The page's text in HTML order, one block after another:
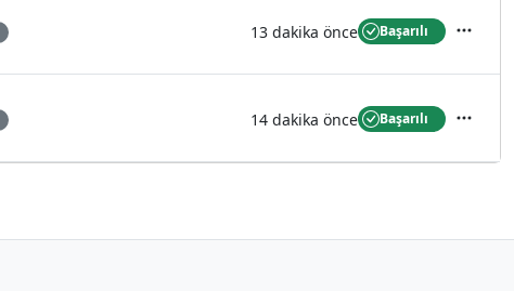
13 dakika önce Başarılı İşlemler
14 dakika önce Başarılı İşlemler